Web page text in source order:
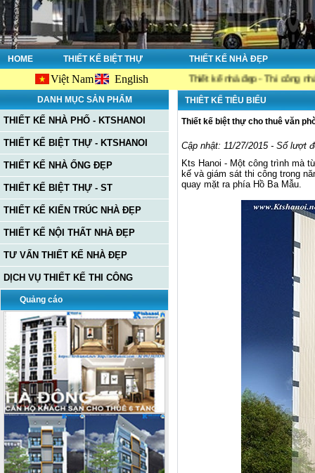
HOME THIẾT KẾ BIỆT THỰ THIẾT KẾ NHÀ ĐẸP
Việt Nam English
công ty chuyên về : Thiết kế nhà đẹp - Thi công nhà đẹp -
DANH MỤC SẢN PHẨM
THIẾT KẾ NHÀ PHỐ - KTSHANOI
THIẾT KẾ BIỆT THỰ - KTSHANOI
THIẾT KẾ NHÀ ỐNG ĐẸP
THIẾT KẾ BIỆT THỰ - ST
THIẾT KẾ KIẾN TRÚC NHÀ ĐẸP
THIẾT KẾ NỘI THẤT NHÀ ĐẸP
TƯ VẤN THIẾT KẾ NHÀ ĐẸP
DỊCH VỤ THIẾT KẾ THI CÔNG
Quảng cáo
THIÊT KẾ TIÊU BIỂU
Thiết kế biệt thự cho thuê văn
Cập nhật: 11/27/2015 - Số lượt
Kts Hanoi - Một công trình mà
kế và giám sát thi công trong
quay mặt ra phía Hồ Ba Mẫu.